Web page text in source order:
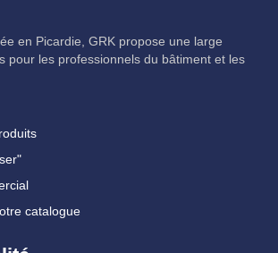
en Picardie, GRK propose une large
pour les professionnels du bâtiment et les
catalogue